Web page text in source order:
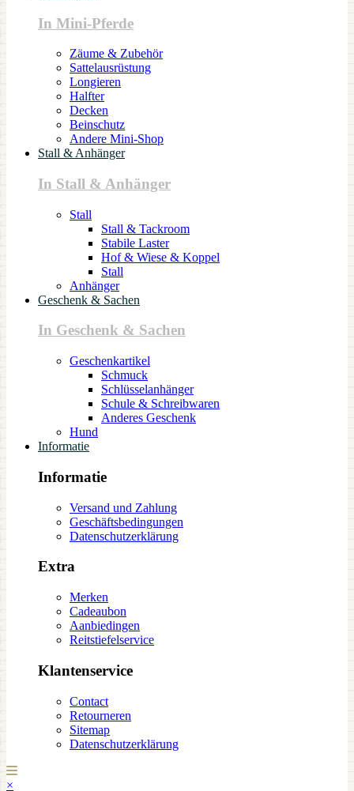
In Mini-Pferde
Zäume & Zubehör
Sattelausrüstung
Longieren
Halfter
Decken
Beinschutz
Andere Mini-Shop
Stall & Anhänger
In Stall & Anhänger
Stall
Stall & Tackroom
Stabile Laster
Hof & Wiese & Koppel
Stall
Anhänger
Geschenk & Sachen
In Geschenk & Sachen
Geschenkartikel
Schmuck
Schlüsselanhänger
Schule & Schreibwaren
Anderes Geschenk
Hund
Informatie
Informatie
Versand und Zahlung
Geschäftsbedingungen
Datenschutzerklärung
Extra
Merken
Cadeaubon
Aanbiedingen
Reitstiefelservice
Klantenservice
Contact
Retourneren
Sitemap
Datenschutzerklärung
×